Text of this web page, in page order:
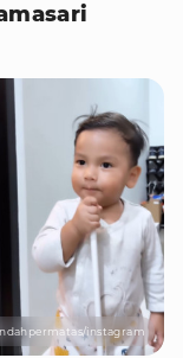
instagram